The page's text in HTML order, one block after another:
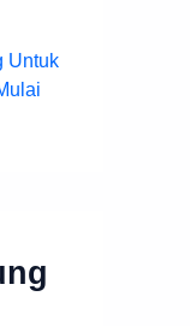
Untuk